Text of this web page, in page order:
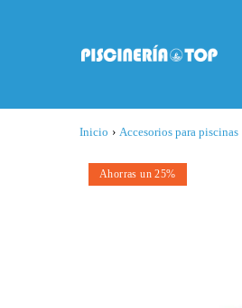
Inicio › Accesorios para piscinas
Ahorras un 25%